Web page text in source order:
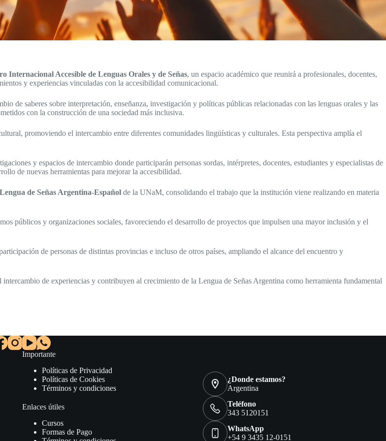
Internacional Accesible de Lenguas Orales y de Señas, un espacio académico que reunirá a profesionales, docentes,
y experiencias vinculadas con la accesibilidad comunicacional.
de saberes sobre interpretación, enseñanza, investigación y políticas públicas relacionadas con las lenguas orales y las
con la construcción de una sociedad más inclusiva.
promoviendo el intercambio entre diferentes comunidades lingüísticas y culturales. Esta perspectiva amplía el
y espacios de intercambio donde participarán personas sordas, intérpretes, docentes, estudiantes y especialistas de
de nuevas herramientas para mejorar la accesibilidad.
de Señas Argentina-Español de la UNaM, consolidando el trabajo que la institución viene realizando en materia
públicos y organizaciones sociales, favoreciendo el desarrollo de proyectos que impulsen una mayor inclusión y el
de personas de distintas provincias e incluso de otros países, ampliando el alcance del encuentro y
de experiencias y contribuyen al crecimiento de la Lengua de Señas Argentina como herramienta fundamental
Importante
Políticas de Privacidad
Políticas de Cookies
Términos y condiciones
Enlaces útiles
Cursos
Formas de Pago
¿Donde estamos?
Argentina
Teléfono
343 5120151
WhatsApp
+54 9 3435 12-0151